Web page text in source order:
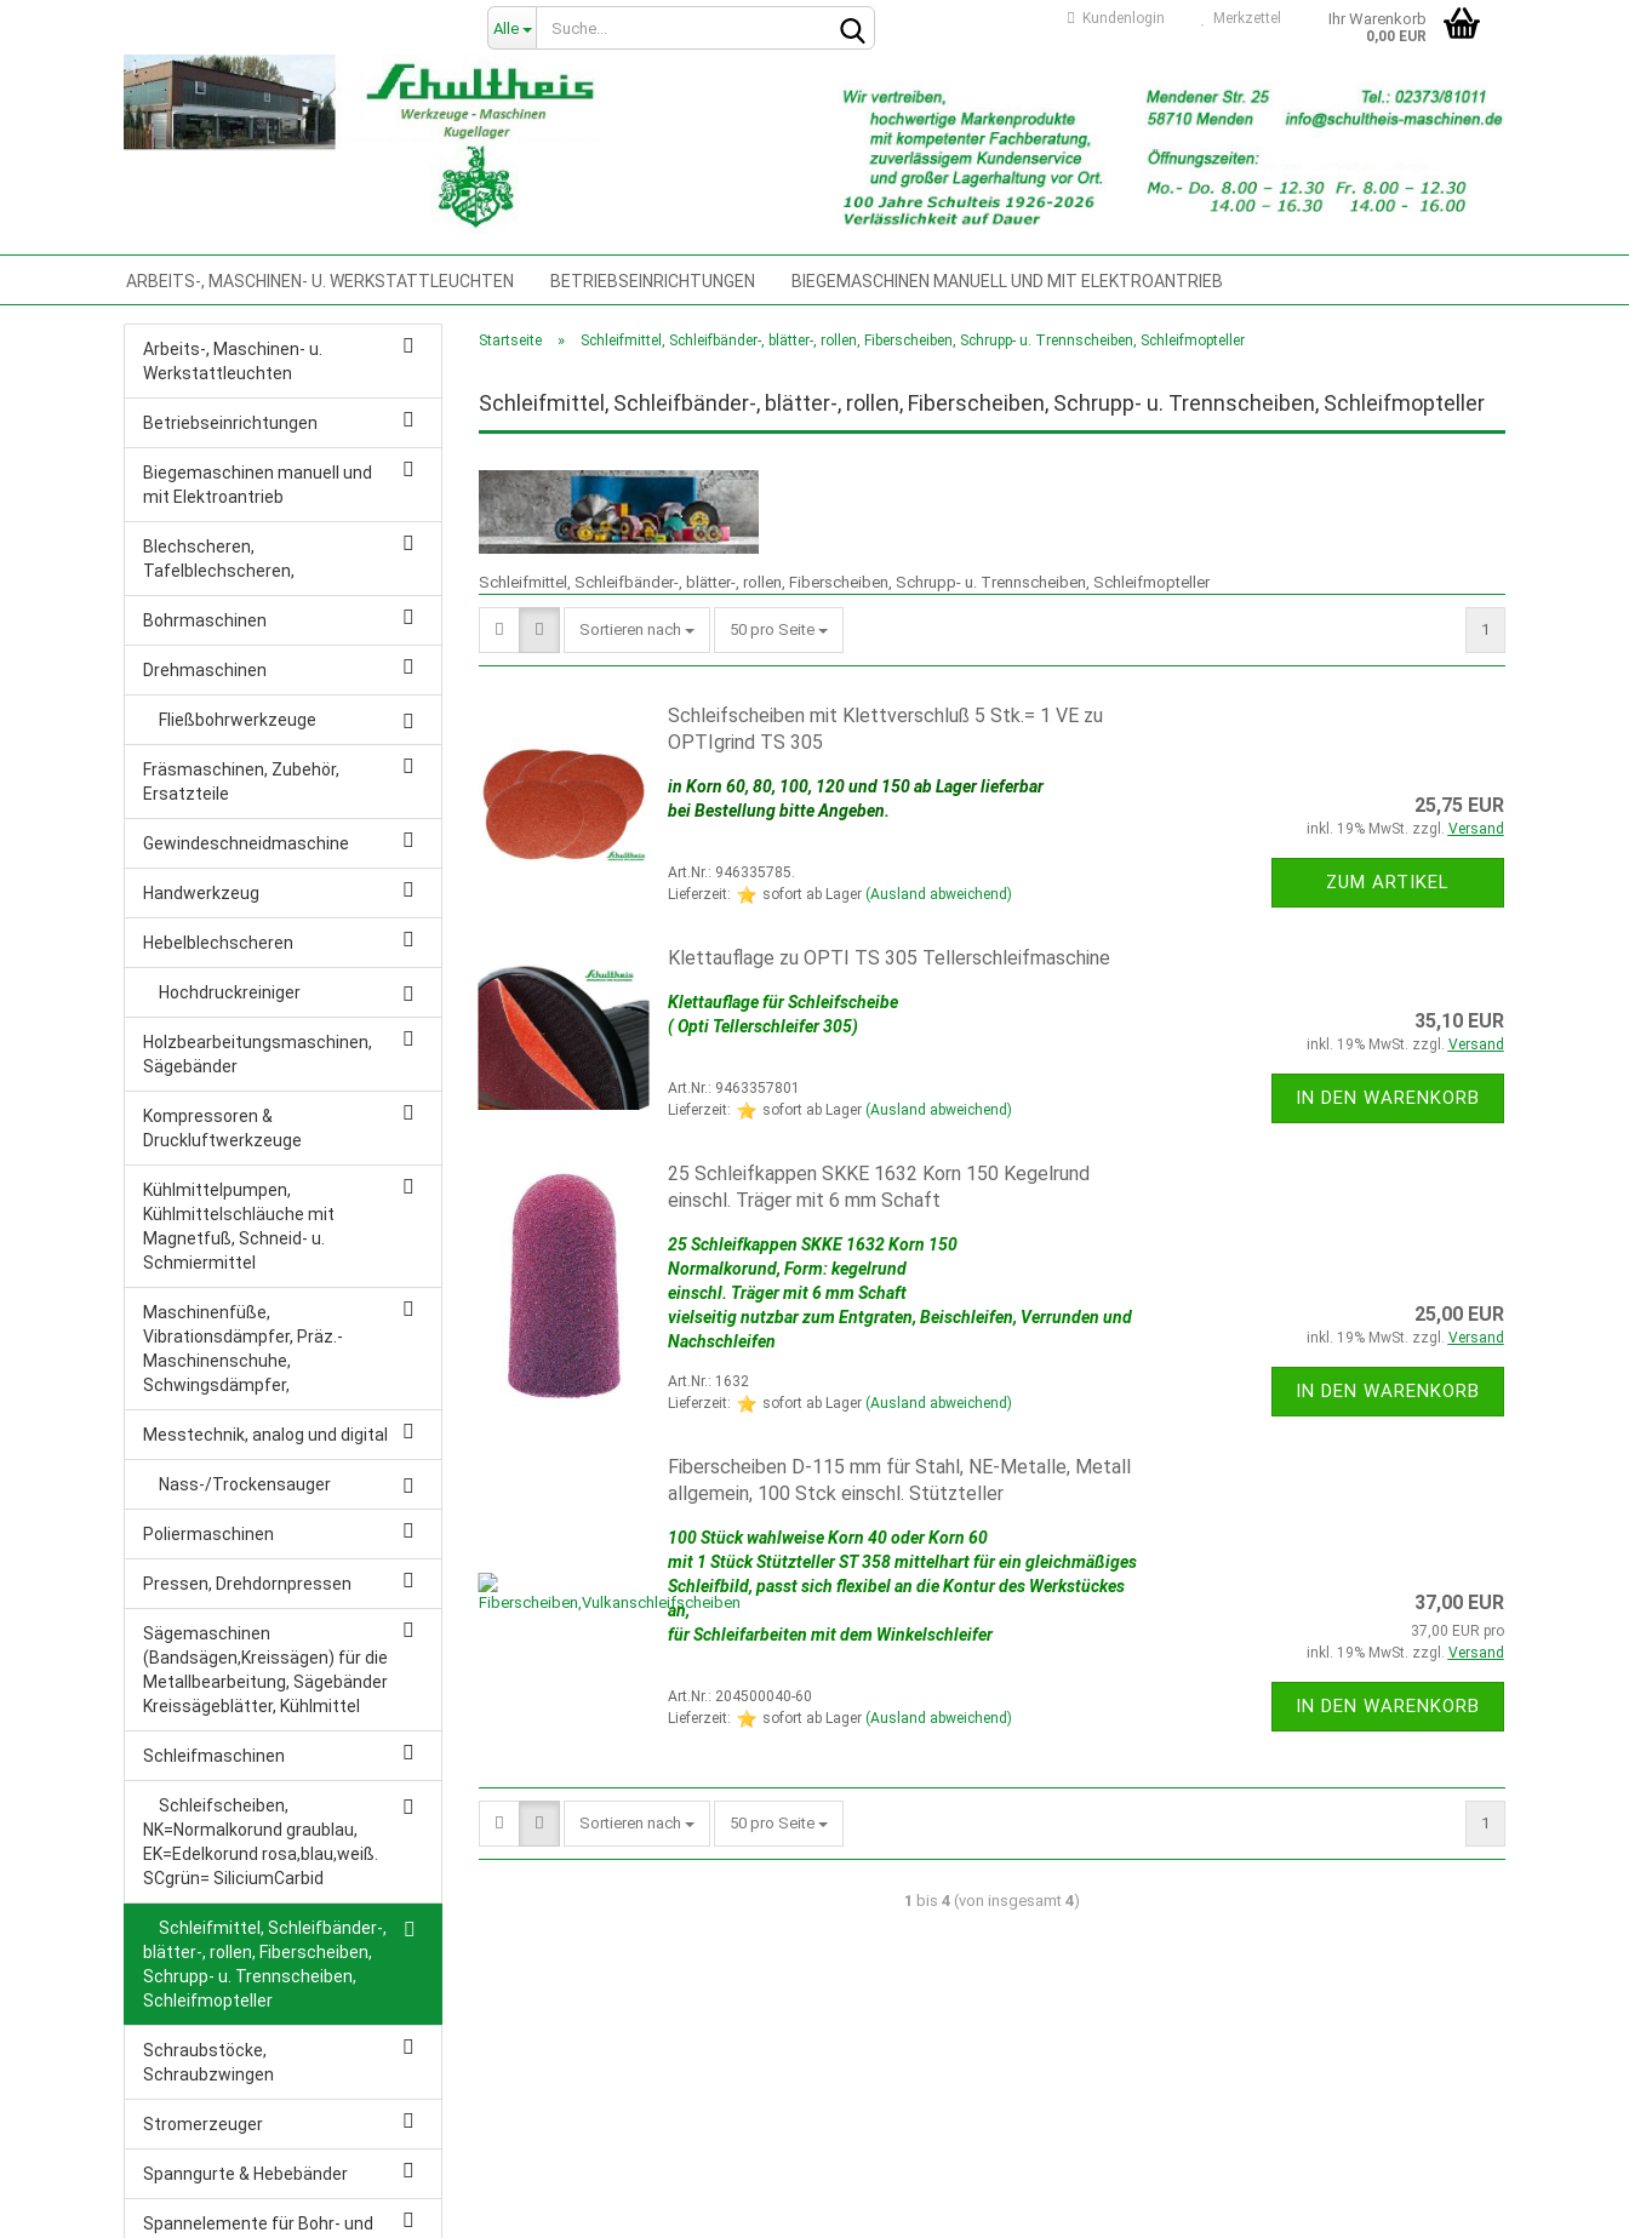
Kundenlogin
Konto erstellen
Merkzettel
Alle
Ihr Warenkorb
0,00 EUR
ARBEITS-, MASCHINEN- U. WERKSTATTLEUCHTEN BETRIEBSEINRICHTUNGEN BIEGEMASCHINEN MANUELL UND MIT ELEKTROANTRIEB
BLECHSCHEREN, TAFELBLECHSCHEREN, BOHRMASCHINEN DREHMASCHINEN FLIESSBOHRWERKZEUGE FRÄSMASCHINEN, ZUBEHÖR, ERSATZTEILE
GEWINDESCHNEIDMASCHINE
KOMPRESSOREN & DRUCKLUFTWERKZEUGE KÜHLMITTELPUMPEN, KÜHLMITTELSCHLÄUCHE MIT MAGNETFUSS, SCHNEID- U. SCHMIERMITTEL
MASCHINENFÜSSE, VIBRATIONSDÄMPFER, PRÄZ.-MASCHINENSCHUHE, SCHWINGSDÄMPFER,
POLIERMASCHINEN PRESSEN, DREHDORNPRESSEN
SÄGEMASCHINEN (BANDSÄGEN,KREISSÄGEN) FÜR DIE METALLBEARBEITUNG, SÄGEBÄNDER KREISSÄGEBLÄTTER, KÜHLMITTEL SCHLEIFMASCHINEN
SCHLEIFSCHEIBEN, NK=NORMALKORUND GRAUBLAU, EK=EDELKORUND ROSA,BLAU,WEISS. SCGRÜN= SILICIUMCARBID
SCHLEIFMITTEL, SCHLEIFBÄNDER-, BLÄTTER-, ROLLEN, FIBERSCHEIBEN, SCHRUPP- U. TRENNSCHEIBEN, SCHLEIFMOPTELLER SCHRAUBSTÖCKE, SCHRAUBZWINGEN
STROMERZEUGER SPANNGURTE & HEBEBÄNDER SPANNELEMENTE FÜR BOHR- UND FRÄSMASCHINEN U. FÜR ALLE TISCHE MIT T-NUTEN IN DER ENTSPR. GRÖSSE
TRANSPORTGERÄTE WASSERPUMPEN, TAUCHPUMPEN, REINIGUNGSTECHNIK
WERKSTATTEINRICHTUNGEN, PRESSEN, KETTENZÜGE, HÄNGEWAAGEN,SANDSTRAHLKABIENEN,UNTERSTELLBÖCKE, WERKSTATTKRÄNE ZERSPANUNGSWERKZEUGE
Startseite » Schleifmittel, Schleifbänder-, blätter-, rollen, Fiberscheiben, Schrupp- u. Trennscheiben, Schleifmopteller
Schleifmittel, Schleifbänder-, blätter-, rollen, Fiberscheiben, Schrupp- u. Trennscheiben, Schleifmopteller
Schleifmittel, Schleifbänder-, blätter-, rollen, Fiberscheiben, Schrupp- u. Trennscheiben, Schleifmopteller
Sortieren nach 50 pro Seite 1
Schleifscheiben mit Klettverschluß 5 Stk.= 1 VE zu
OPTIgrind TS 305
in Korn 60, 80, 100, 120 und 150 ab Lager lieferbar
bei Bestellung bitte Angeben.
Art.Nr.: 946335785.
Lieferzeit:
sofort ab Lager (Ausland abweichend)
25,75 EUR
inkl. 19% MwSt. zzgl. Versand
ZUM ARTIKEL
Klettauflage zu OPTI TS 305 Tellerschleifmaschine
Klettauflage für Schleifscheibe
( Opti Tellerschleifer 305)
Art.Nr.: 9463357801
Lieferzeit:
sofort ab Lager (Ausland abweichend)
35,10 EUR
inkl. 19% MwSt. zzgl. Versand
IN DEN WARENKORB
25 Schleifkappen SKKE 1632 Korn 150 Kegelrund
einschl. Träger mit 6 mm Schaft
25 Schleifkappen SKKE 1632 Korn 150
Normalkorund, Form: kegelrund
einschl. Träger mit 6 mm Schaft
vielseitig nutzbar zum Entgraten, Beischleifen, Verrunden und
Nachschleifen
Art.Nr.: 1632
Lieferzeit:
sofort ab Lager (Ausland abweichend)
25,00 EUR
inkl. 19% MwSt. zzgl. Versand
IN DEN WARENKORB
Fiberscheiben D-115 mm für Stahl, NE-Metalle, Metall
allgemein, 100 Stck einschl. Stützteller
100 Stück wahlweise Korn 40 oder Korn 60
mit 1 Stück Stützteller ST 358 mittelhart für ein gleichmäßiges
Schleifbild, passt sich flexibel an die Kontur des Werkstückes
an,
für Schleifarbeiten mit dem Winkelschleifer
Art.Nr.: 204500040-60
Lieferzeit:
sofort ab Lager (Ausland abweichend)
37,00 EUR
37,00 EUR pro
inkl. 19% MwSt. zzgl. Versand
IN DEN WARENKORB
Sortieren nach 50 pro Seite 1
1 bis 4(von insgesamt 4)
Arbeits-, Maschinen- u.
Werkstattleuchten
Betriebseinrichtungen
Biegemaschinen manuell und
mit Elektroantrieb
Blechscheren,
Tafelblechscheren,
Bohrmaschinen
Drehmaschinen
Fließbohrwerkzeuge
Fräsmaschinen, Zubehör,
Ersatzteile
Gewindeschneidmaschine
Handwerkzeug
Hebelblechscheren
Hochdruckreiniger
Holzbearbeitungsmaschinen,
Sägebänder
Kompressoren &
Druckluftwerkzeuge
Kühlmittelpumpen,
Kühlmittelschläuche mit
Magnetfuß, Schneid- u.
Schmiermittel
Maschinenfüße,
Vibrationsdämpfer, Präz.-
Maschinenschuhe,
Schwingsdämpfer,
Messtechnik, analog und digital
Nass-/Trockensauger
Poliermaschinen
Pressen, Drehdornpressen
Sägemaschinen
(Bandsägen,Kreissägen) für die
Metallbearbeitung, Sägebänder
Kreissägeblätter, Kühlmittel
Schleifmaschinen
Schleifscheiben,
NK=Normalkorund graublau,
EK=Edelkorund rosa,blau,weiß.
SCgrün= SiliciumCarbid
Schleifmittel, Schleifbänder-,
blätter-, rollen, Fiberscheiben,
Schrupp- u. Trennscheiben,
Schleifmopteller
Schraubstöcke,
Schraubzwingen
Stromerzeuger
Spanngurte & Hebebänder
Spannelemente für Bohr- und